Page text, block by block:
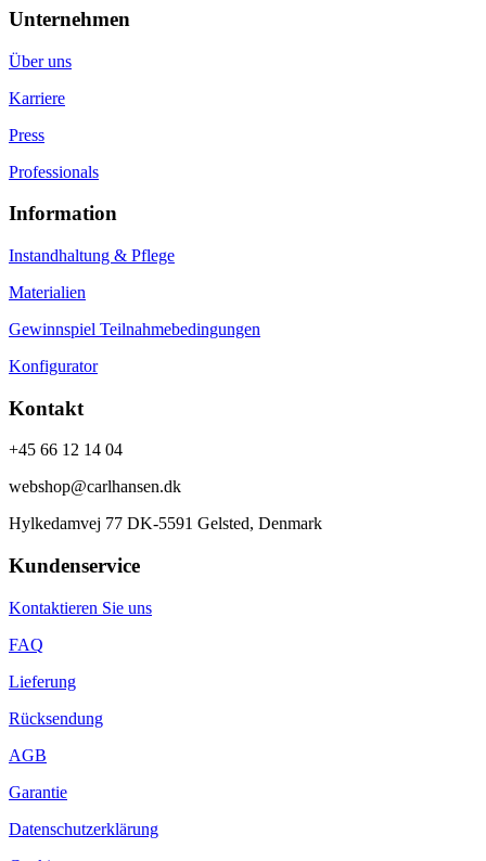
Unternehmen
Über uns
Karriere
Press
Professionals
Information
Instandhaltung & Pflege
Materialien
Gewinnspiel Teilnahmebedingungen
Konfigurator
Kontakt
+45 66 12 14 04
webshop@carlhansen.dk
Hylkedamvej 77 DK-5591 Gelsted, Denmark
Kundenservice
Kontaktieren Sie uns
FAQ
Lieferung
Rücksendung
AGB
Garantie
Datenschutzerklärung